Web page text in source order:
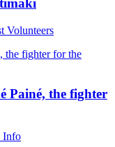
Volunteers
Painé, the fighter
Info